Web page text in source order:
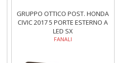
GRUPPO OTTICO POST. HONDA
CIVIC 2017 5 PORTE ESTERNO A
LED SX
FANALI